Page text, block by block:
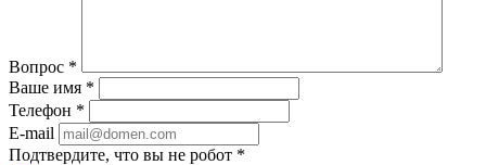
Вопрос *
Ваше имя *
Телефон *
E-mail
Подтвердите, что вы не робот *